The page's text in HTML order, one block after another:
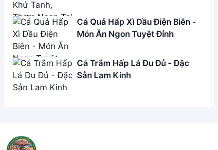
Cá Quả Hấp Xì Dầu Điện Biên -
Món Ăn Ngon Tuyệt Đỉnh
Cá Trắm Hấp Lá Đu Đủ - Đặc
Sản Lam Kinh